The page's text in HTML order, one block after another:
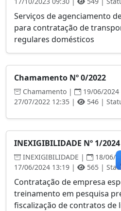
Serviços de agenciamento
para contratação de
regulares domésticos
Chamamento Nº 0/2022
Chamamento | 19/06/
27/07/2022 12:35 |
546 |
INEXIGIBILIDADE Nº 1/2024
INEXIGIBILIDADE | 18/06/
17/06/2024 13:19 |
565 |
Contratação de empresa
treinamento em pesquisa
fiscalização de contratos de